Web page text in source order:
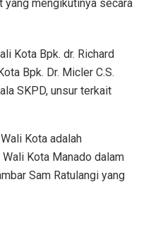
yang mengikutinya secara
Kota Bpk. dr. Richard
Bpk. Dr. Micler C.S.
SKPD, unsur terkait
Kota adalah
Kota Manado dalam
Sam Ratulangi yang